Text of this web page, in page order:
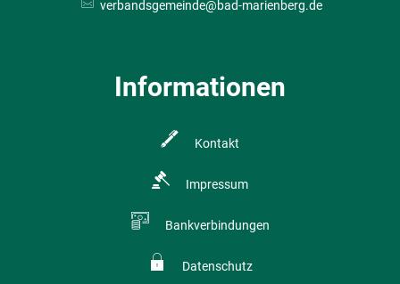
verbandsgemeinde@bad-marienberg.de
Informationen
Kontakt
Impressum
Bankverbindungen
Datenschutz